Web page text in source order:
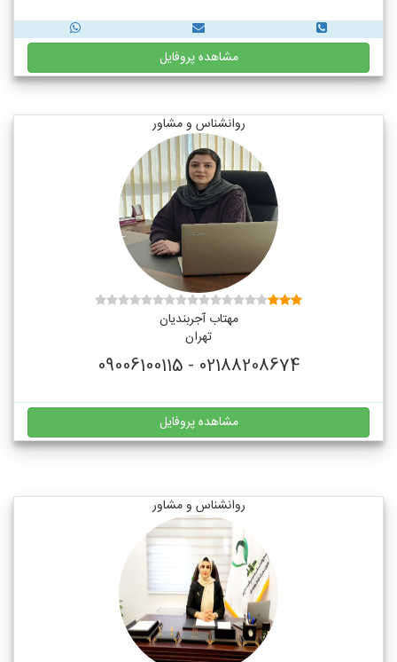
مشاهده پروفایل
روانشناس و مشاور
مهتاب آجربندیان
تهران
02188208674 - 09006100115
مشاهده پروفایل
روانشناس و مشاور